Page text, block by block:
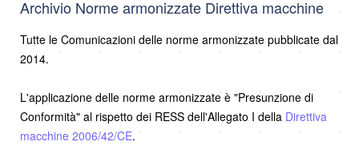
Archivio Norme armonizzate Direttiva macchine
Tutte le Comunicazioni delle norme armonizzate pubblicate dal
2014.
L'applicazione delle norme armonizzate è "Presunzione di
Conformità" al rispetto dei RESS dell'Allegato I della Direttiva
macchine 2006/42/CE.